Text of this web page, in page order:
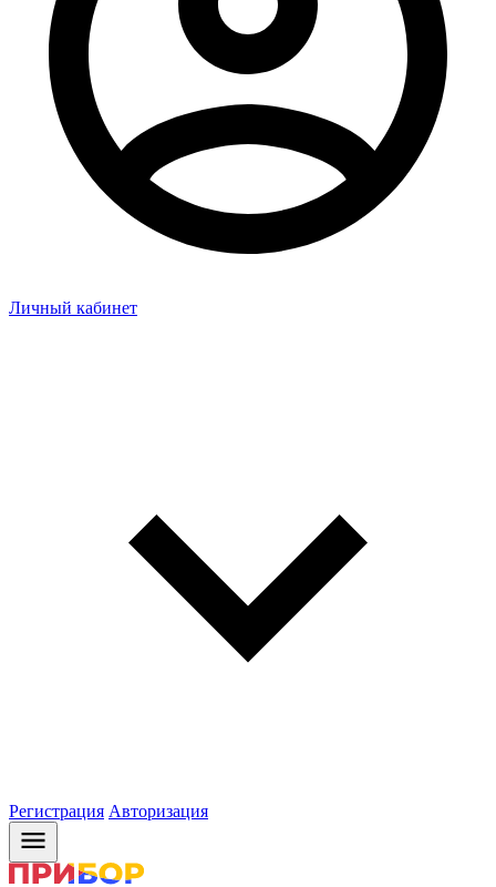
Личный кабинет
Регистрация Авторизация